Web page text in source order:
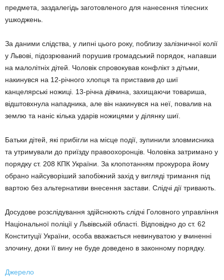
предмета, заздалегідь заготовленого для нанесення тілесних
ушкоджень.
За даними слідства, у липні цього року, поблизу залізничної колії
у Львові, підозрюваний порушив громадський порядок, напавши
на малолітніх дітей. Чоловік спровокував конфлікт з дітьми,
накинувся на 12-річного хлопця та приставив до шиї
канцелярські ножиці. 13-річна дівчина, захищаючи товариша,
відштовхнула нападника, але він накинувся на неї, повалив на
землю та наніс кілька ударів ножицями у ділянку шиї.
Батьки дітей, які прибігли на місце події, зупинили зловмисника
та утримували до приїзду правоохоронців. Чоловіка затримано у
порядку ст. 208 КПК України. За клопотанням прокурора йому
обрано найсуворіший запобіжний захід у вигляді тримання під
вартою без альтернативи внесення застави. Слідчі дії тривають.
Досудове розслідування здійснюють слідчі Головного управління
Національної поліції у Львівській області. Відповідно до ст. 62
Конституції України, особа вважається невинуватою у вчиненні
злочину, доки її вину не буде доведено в законному порядку.
Джерело